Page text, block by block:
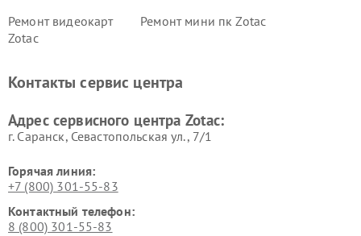
Ремонт видеокарт
Zotac
Ремонт мини пк Zotac
Контакты сервис центра
Адрес сервисного центра Zotac:
г. Саранск, Севастопольская ул., 7/1
Горячая линия:
+7 (800) 301-55-83
Контактный телефон:
8 (800) 301-55-83